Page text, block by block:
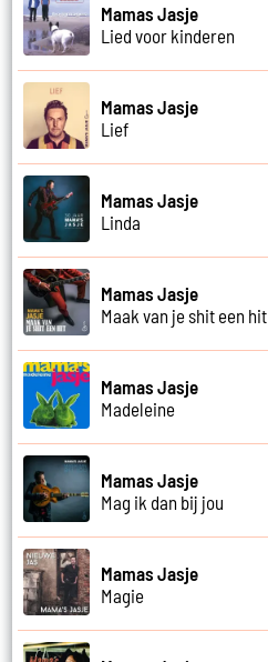
Mamas Jasje
Lied voor kinderen
Mamas Jasje
Lief
Mamas Jasje
Linda
Mamas Jasje
Maak van je shit een hit
Mamas Jasje
Madeleine
Mamas Jasje
Mag ik dan bij jou
Mamas Jasje
Magie